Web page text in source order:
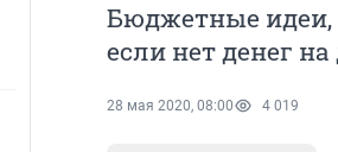
Бюджетные идеи,
если нет денег
28 мая 2020, 08:00 4 019